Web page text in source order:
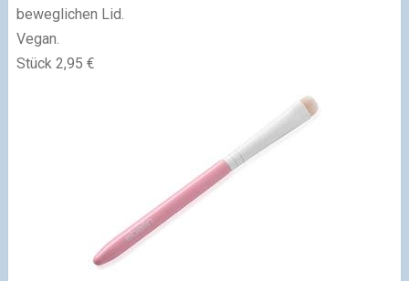
beweglichen Lid.
Vegan.
Stück 2,95 €